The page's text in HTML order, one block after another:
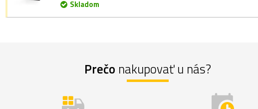
Skladom
Prečo nakupovať u nás?